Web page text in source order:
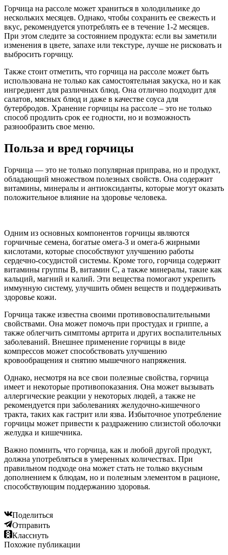
Горчица на рассоле может храниться в холодильнике до
нескольких месяцев. Однако, чтобы сохранить ее свежесть и
вкус, рекомендуется употреблять ее в течение 1-2 месяцев.
При этом следите за состоянием продукта: если вы заметили
изменения в цвете, запахе или текстуре, лучше не рисковать и
выбросить горчицу.
Также стоит отметить, что горчица на рассоле может быть
использована не только как самостоятельная закуска, но и как
ингредиент для различных блюд. Она отлично подходит для
салатов, мясных блюд и даже в качестве соуса для
бутербродов. Хранение горчицы на рассоле – это не только
способ продлить срок ее годности, но и возможность
разнообразить свое меню.
Польза и вред горчицы
Горчица — это не только популярная приправа, но и продукт,
обладающий множеством полезных свойств. Она содержит
витамины, минералы и антиоксиданты, которые могут оказать
положительное влияние на здоровье человека.
Одним из основных компонентов горчицы являются
горчичные семена, богатые омега-3 и омега-6 жирными
кислотами, которые способствуют улучшению работы
сердечно-сосудистой системы. Кроме того, горчица содержит
витамины группы B, витамин C, а также минералы, такие как
кальций, магний и калий. Эти вещества помогают укрепить
иммунную систему, улучшить обмен веществ и поддерживать
здоровье кожи.
Горчица также известна своими противовоспалительными
свойствами. Она может помочь при простудах и гриппе, а
также облегчить симптомы артрита и других воспалительных
заболеваний. Внешнее применение горчицы в виде
компрессов может способствовать улучшению
кровообращения и снятию мышечного напряжения.
Однако, несмотря на все свои полезные свойства, горчица
имеет и некоторые противопоказания. Она может вызывать
аллергические реакции у некоторых людей, а также не
рекомендуется при заболеваниях желудочно-кишечного
тракта, таких как гастрит или язва. Избыточное употребление
горчицы может привести к раздражению слизистой оболочки
желудка и кишечника.
Важно помнить, что горчица, как и любой другой продукт,
должна употребляться в умеренных количествах. При
правильном подходе она может стать не только вкусным
дополнением к блюдам, но и полезным элементом в рационе,
способствующим поддержанию здоровья.
Поделиться
Отправить
Класснуть
Похожие публикации